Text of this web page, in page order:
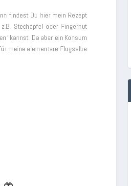
findest Du hier mein Rezept
Stechapfel oder Fingerhut
kannst. Da aber ein Konsum
meine elementare Flugsalbe